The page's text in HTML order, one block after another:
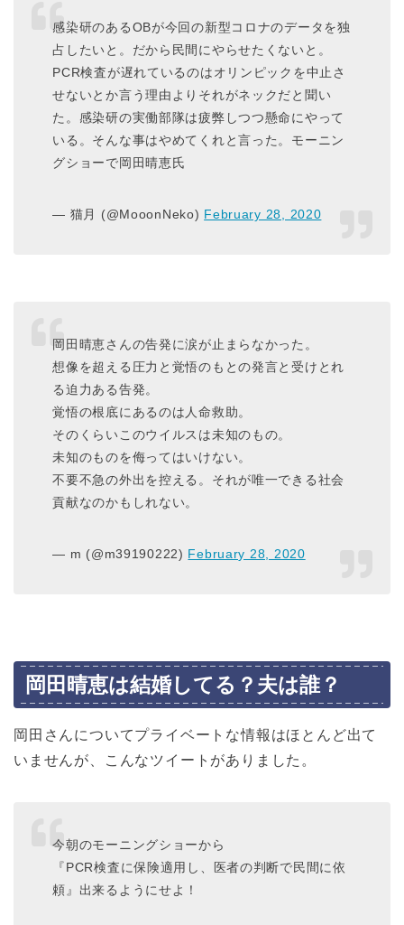
感染研のあるOBが今回の新型コロナのデータを独
占したいと。だから民間にやらせたくないと。
PCR検査が遅れているのはオリンピックを中止さ
せないとか言う理由よりそれがネックだと聞い
た。感染研の実働部隊は疲弊しつつ懸命にやって
いる。そんな事はやめてくれと言った。モーニン
グショーで岡田晴恵氏
— 猫月 (@MooonNeko) February 28, 2020
岡田晴恵さんの告発に涙が止まらなかった。
想像を超える圧力と覚悟のもとの発言と受けとれ
る迫力ある告発。
覚悟の根底にあるのは人命救助。
そのくらいこのウイルスは未知のもの。
未知のものを侮ってはいけない。
不要不急の外出を控える。それが唯一できる社会
貢献なのかもしれない。
— m (@m39190222) February 28, 2020
岡田晴恵は結婚してる？夫は誰？
岡田さんについてプライベートな情報はほとんど出て
いませんが、こんなツイートがありました。
今朝のモーニングショーから
『PCR検査に保険適用し、医者の判断で民間に依
頼』出来るようにせよ！